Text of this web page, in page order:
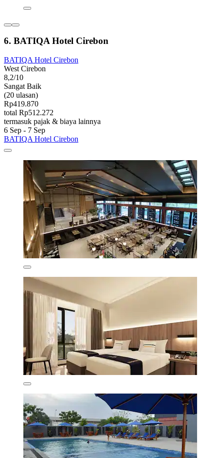
6. BATIQA Hotel Cirebon
BATIQA Hotel Cirebon
West Cirebon
8,2/10
Sangat Baik
(20 ulasan)
Rp419.870
total Rp512.272
termasuk pajak & biaya lainnya
6 Sep - 7 Sep
BATIQA Hotel Cirebon